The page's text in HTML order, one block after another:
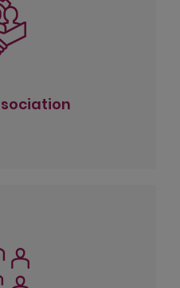
Établissement des
fiscales
et reporting /
Tableaux de bord
sociale et Paie
Audit contractuel
fonction Finance
GAAP & IFRS)